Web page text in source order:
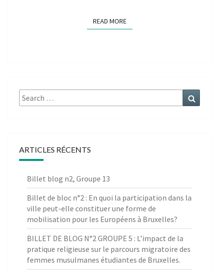
READ MOREREAD MORE
Search
for:
ARTICLES RÉCENTS
Billet blog n2, Groupe 13
Billet de bloc n°2 : En quoi la participation dans la
ville peut-elle constituer une forme de
mobilisation pour les Européens à Bruxelles?
BILLET DE BLOG N°2 GROUPE 5 : L’impact de la
pratique religieuse sur le parcours migratoire des
femmes musulmanes étudiantes de Bruxelles.